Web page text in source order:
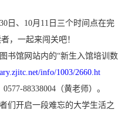
30 日、 10月 11 日 三个时间点在完
，一起来闯关吧！
书馆网站内的“新生入馆培训数
info/1003/2660.ht
0577-88338004（黄老师）。
们开启一段难忘的大学生活之